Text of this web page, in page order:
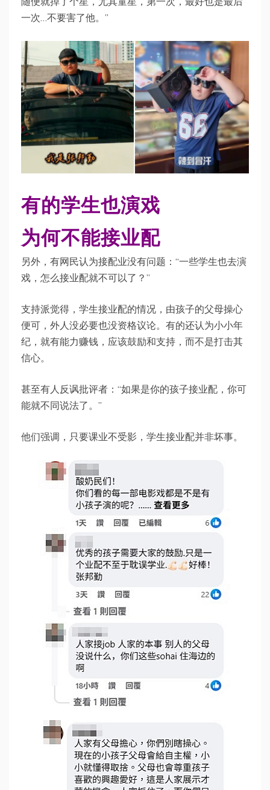
一次…不要害了他。”
有的学生也演戏
为何不能接业配
另外，有网民认为接配业没有问题：“一些学生也去演
戏，怎么接业配就不可以了？”
支持派觉得，学生接业配的情况，由孩子的父母操心
便可，外人没必要也没资格议论。有的还认为小小年
纪，就有能力赚钱，应该鼓励和支持，而不是打击其
信心。
甚至有人反讽批评者：“如果是你的孩子接业配，你可
能就不同说法了。”
他们强调，只要课业不受影，学生接业配并非坏事。